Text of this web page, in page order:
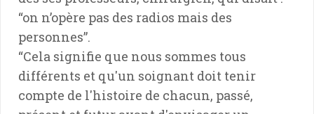
“on n’opère pas des radios mais des
personnes”.
“Cela signifie que nous sommes tous
différents et qu'un soignant doit tenir
compte de l'histoire de chacun, passé,